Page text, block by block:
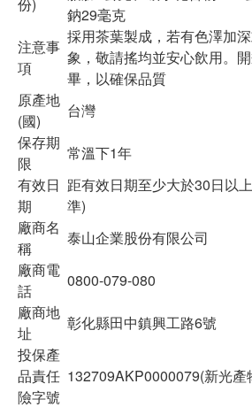
鈉29毫克
注意事
項
採用茶葉製成，若有色澤加
象，敬請搖均並安心飲用。
畢，以確保品質
原產地
(國)
台灣
保存期
限
常溫下1年
有效日
期
距有效日期至少大於30日以
準)
廠商名
稱
泰山企業股份有限公司
廠商電
話
0800-079-080
廠商地
址
彰化縣田中鎮興工路6號
投保產
品責任
險字號
132709AKP0000079(新光產